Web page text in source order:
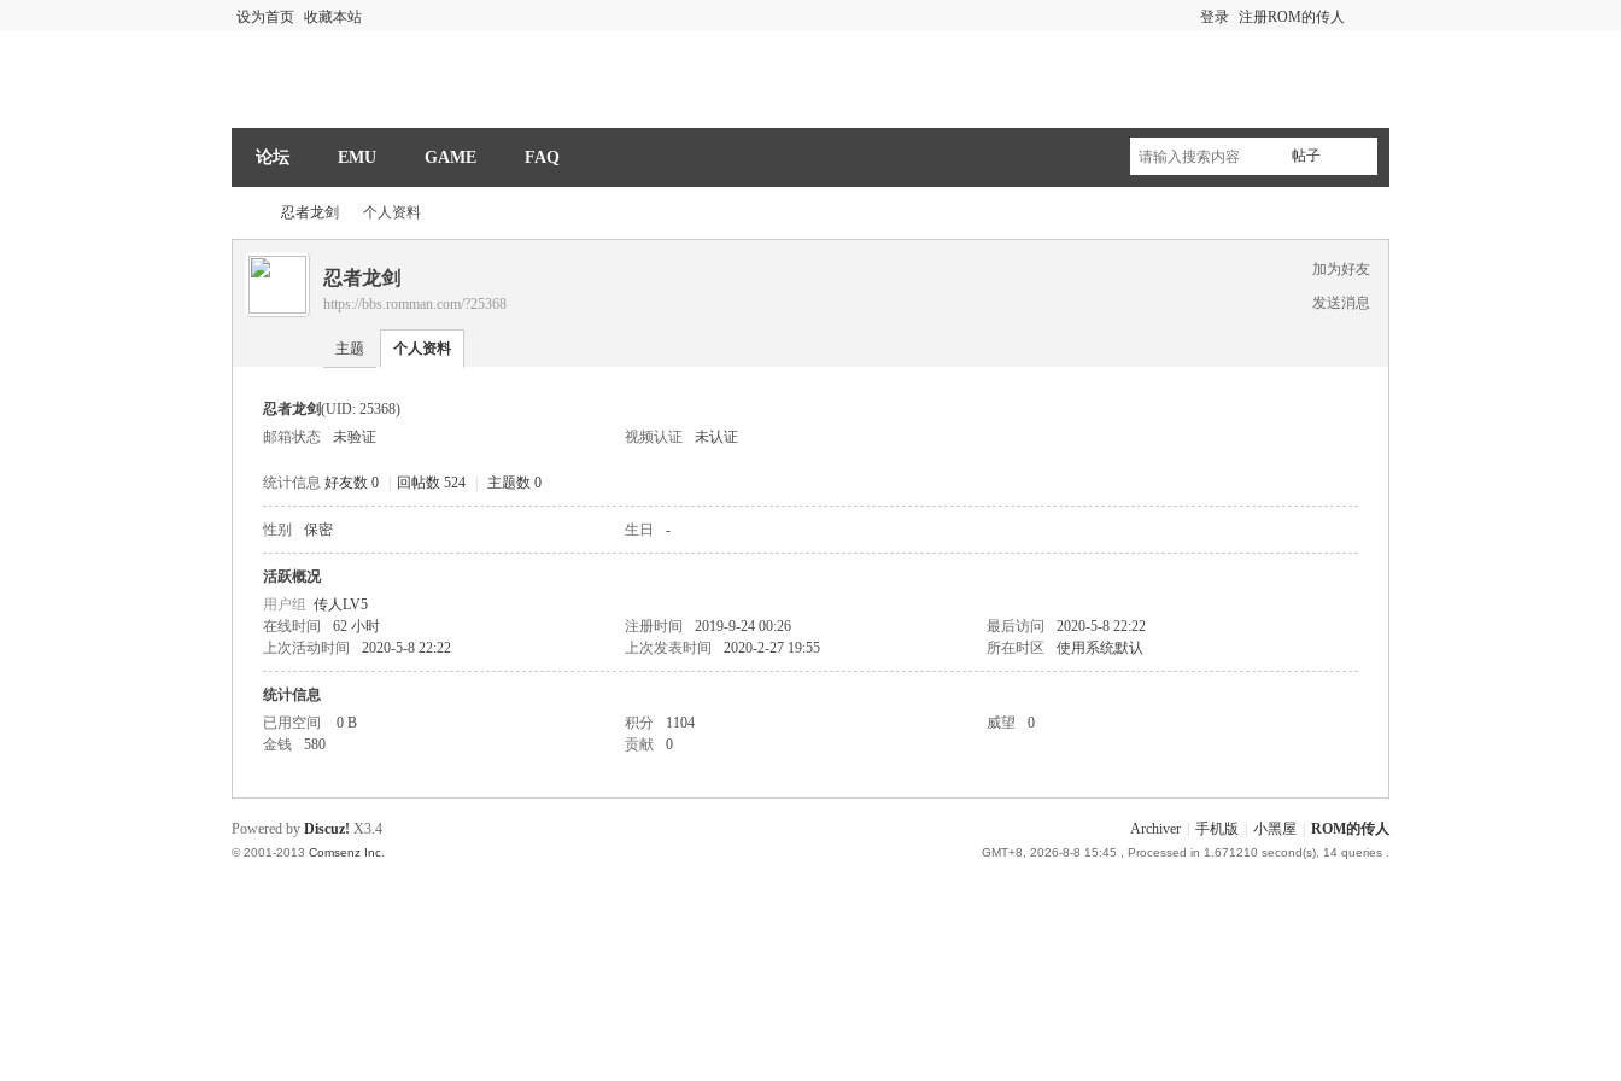
设为首页 收藏本站 登录 注册ROM的传人
帖子
论坛 EMU GAME FAQ
M
›
忍者龙剑
›
个人资料
加为好友
发送消息
忍者龙剑
https://bbs.romman.com/?25368
主题 个人资料
忍者龙剑(UID: 25368)
邮箱状态
未验证 视频认证 未认证
统计信息 好友数 0 回帖数 524 主题数 0
性别 保密 生日 -
活跃概况
用户组 传人LV5
在线时间
62 小时 注册时间 2019-9-24 00:26 最后访问
2020-5-8 22:22
上次活动时间
2020-5-8 22:22 上次发表时间 2020-2-27 19:55 所在时区 使用系统默认
统计信息
已用空间
0 B 积分 1104 威望
0
金钱
580 贡献 0
Archiver 手机版 小黑屋 ROM的传人
GMT+8, 2026-8-8 15:45 , Processed in 1.671210 second(s), 14 queries .
Powered by Discuz! X3.4
© 2001-2013 Comsenz Inc.